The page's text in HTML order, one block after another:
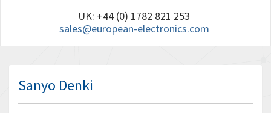
UK: +44 (0) 1782 821 253
sales@european-electronics.com
Sanyo Denki